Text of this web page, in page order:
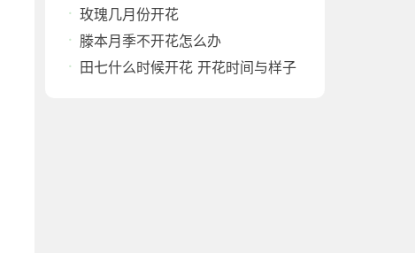
玫瑰几月份开花
滕本月季不开花怎么办
田七什么时候开花 开花时间与样子